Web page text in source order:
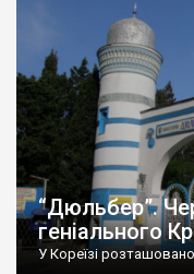
“Дюльбер”.
геніального
У Кореїзі